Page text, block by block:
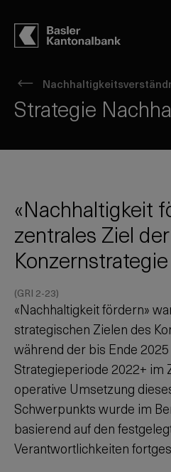
Strategie
«Nachhaltigkeit
zentrales Ziel der
(GRI 2-23)
«Nachhaltigkeit fördern»
strategischen Zielen des
während der bis Ende
Strategieperiode 2022+ im
operative Umsetzung
Schwerpunkts wurde im
basierend auf den
Verantwortlichkeiten